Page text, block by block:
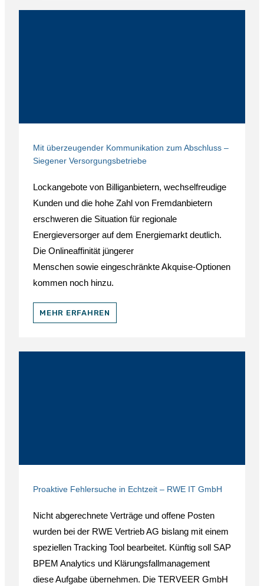
Mit überzeugender Kommunikation zum Abschluss –
Siegener Versorgungsbetriebe
Lockangebote von Billiganbietern, wechselfreudige
Kunden und die hohe Zahl von Fremdanbietern
erschweren die Situation für regionale
Energieversorger auf dem Energiemarkt deutlich.
Die Onlineaffinität jüngerer
Menschen sowie eingeschränkte Akquise-Optionen
kommen noch hinzu.
MEHR ERFAHREN
Proaktive Fehlersuche in Echtzeit – RWE IT GmbH
Nicht abgerechnete Verträge und offene Posten
wurden bei der RWE Vertrieb AG bislang mit einem
speziellen Tracking Tool bearbeitet. Künftig soll SAP
BPEM Analytics und Klärungsfallmanagement
diese Aufgabe übernehmen. Die TERVEER GmbH